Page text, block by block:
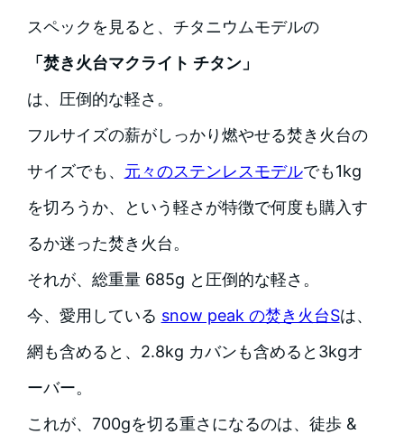
スペックを見ると、チタニウムモデルの
「焚き火台マクライト チタン」
は、圧倒的な軽さ。
フルサイズの薪がしっかり燃やせる焚き火台の
サイズでも、 元々のステンレスモデルでも1kg
を切ろうか、という軽さが特徴で何度も購入す
るか迷った焚き火台。
それが、総重量 685g と圧倒的な軽さ。
今、愛用している snow peak の焚き火台Sは、
網も含めると、2.8kg カバンも含めると3kgオ
ーバー。
これが、700gを切る重さになるのは、徒歩 &